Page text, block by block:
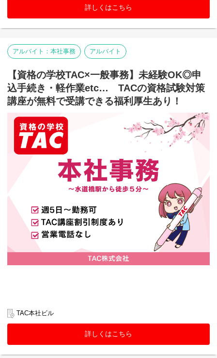
詳しくはこちら
アルバイト：本社事務 アルバイト
【資格の学校TAC×一般事務】未経験OK◎申
込手続き・軽作業etc… TACの資格試験対策
講座が無料で受講できる福利厚生あり！
TAC本社ビル
詳しくはこちら